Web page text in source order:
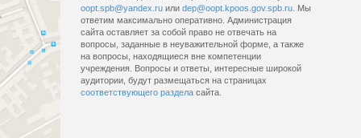
oopt.spb@yandex.ruили dep@oopt.kpoos.gov.spb.ru. Мы
ответим максимально оперативно. Администрация
сайта оставляет за собой право не отвечать на
вопросы, заданные в неуважительной форме, а также
на вопросы, находящиеся вне компетенции
учреждения. Вопросы и ответы, интересные широкой
аудитории, будут размещаться на страницах
соответствующего разделасайта.